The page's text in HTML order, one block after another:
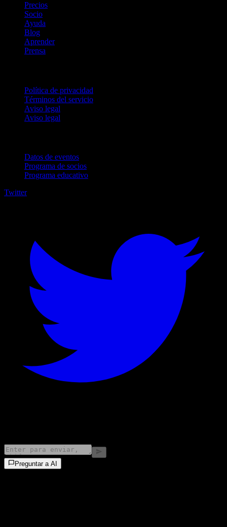
Precios
Socio
Ayuda
Blog
Aprender
Prensa
Política de privacidad
Términos del servicio
Aviso legal
Aviso legal
Datos de eventos
Programa de socios
Programa educativo
Twitter
Preguntar a AI